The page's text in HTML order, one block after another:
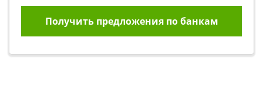
Получить предложения по банкам